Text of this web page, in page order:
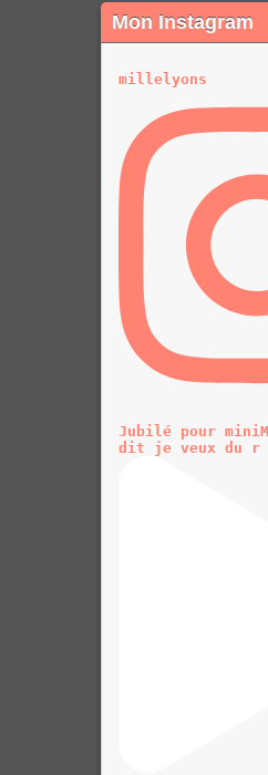
Mon Instagram
millelyons
Jubilé pour
dit je veux du r